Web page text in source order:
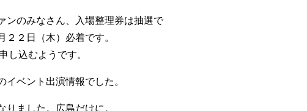
ンのみなさん、入場整理券は抽選で
２２日（木）必着です。
し込むようです。
イベント出演情報でした。
りました。広島だけに。